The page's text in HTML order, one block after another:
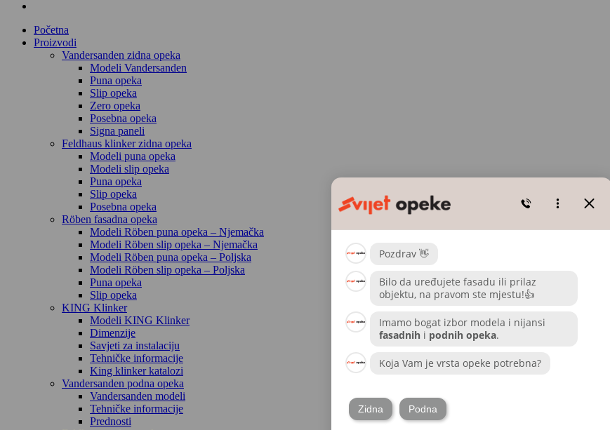
Početna
Proizvodi
Vandersanden zidna opeka
Modeli Vandersanden
Puna opeka
Slip opeka
Zero opeka
Posebna opeka
Signa paneli
Feldhaus klinker zidna opeka
Modeli puna opeka
Modeli slip opeka
Puna opeka
Slip opeka
Posebna opeka
Röben fasadna opeka
Modeli Röben puna opeka – Njemačka
Modeli Röben slip opeka – Njemačka
Modeli Röben puna opeka – Poljska
Modeli Röben slip opeka – Poljska
Puna opeka
Slip opeka
KING Klinker
Modeli KING Klinker
Dimenzije
Savjeti za instalaciju
Tehničke informacije
King klinker katalozi
Vandersanden podna opeka
Vandersanden modeli
Tehničke informacije
Prednosti